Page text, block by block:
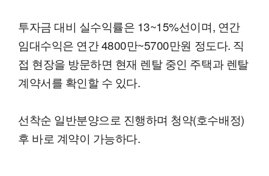
투자금 대비 실수익률은 13~15%선이며, 연간
임대수익은 연간 4800만~5700만원 정도다. 직
접 현장을 방문하면 현재 렌탈 중인 주택과 렌탈
계약서를 확인할 수 있다.
선착순 일반분양으로 진행하며 청약(호수배정)
후 바로 계약이 가능하다.